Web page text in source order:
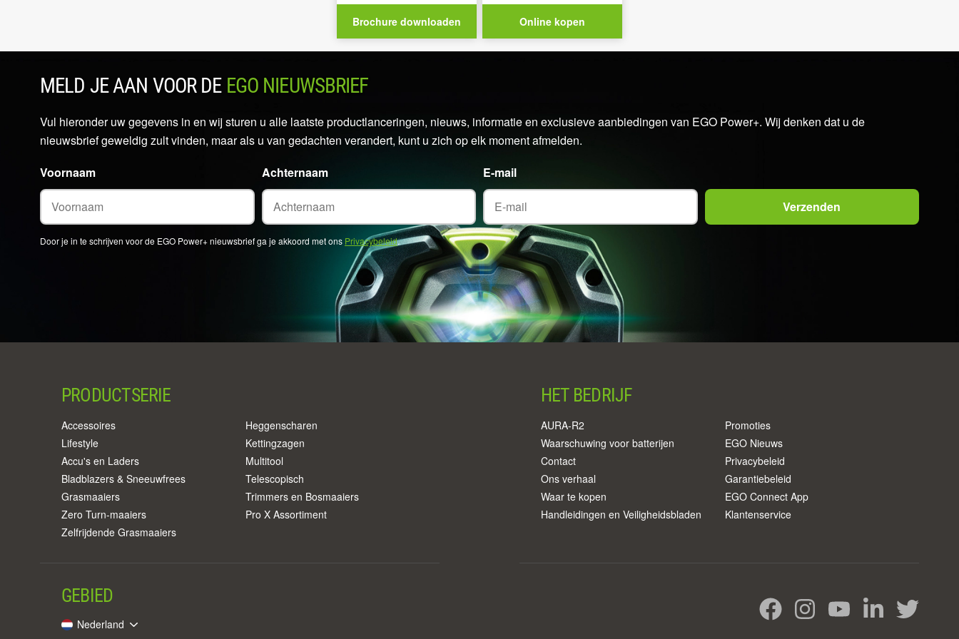
Brochure downloaden Online kopen
MELD JE AAN VOOR DE EGO NIEUWSBRIEF
Vul hieronder uw gegevens in en wij sturen u alle laatste productlanceringen, nieuws, informatie en exclusieve aanbiedingen van EGO Power+. Wij denken dat u de
nieuwsbrief geweldig zult vinden, maar als u van gedachten verandert, kunt u zich op elk moment afmelden.
E-mail
Voornaam Achternaam
Door je in te schrijven voor de EGO Power+ nieuwsbrief ga je akkoord met ons Privacybeleid.
PRODUCTSERIE
Accessoires
Lifestyle
Accu's en Laders
Bladblazers & Sneeuwfrees
Grasmaaiers
Zero Turn-maaiers
Zelfrijdende Grasmaaiers
Heggenscharen
Kettingzagen
Multitool
Telescopisch
Trimmers en Bosmaaiers
Pro X Assortiment
HET BEDRIJF
AURA-R2
Waarschuwing voor batterijen
Contact
Ons verhaal
Waar te kopen
Handleidingen en Veiligheidsbladen
Promoties
EGO Nieuws
Privacybeleid
Garantiebeleid
EGO Connect App
Klantenservice
GEBIED
Nederland